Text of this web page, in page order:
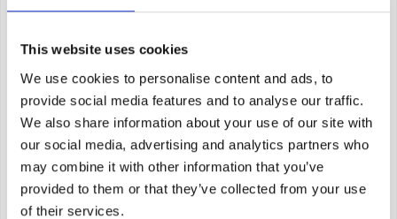
This website uses cookies
We use cookies to personalise content and ads, to
provide social media features and to analyse our traffic.
We also share information about your use of our site with
our social media, advertising and analytics partners who
may combine it with other information that you’ve
provided to them or that they’ve collected from your use
of their services.